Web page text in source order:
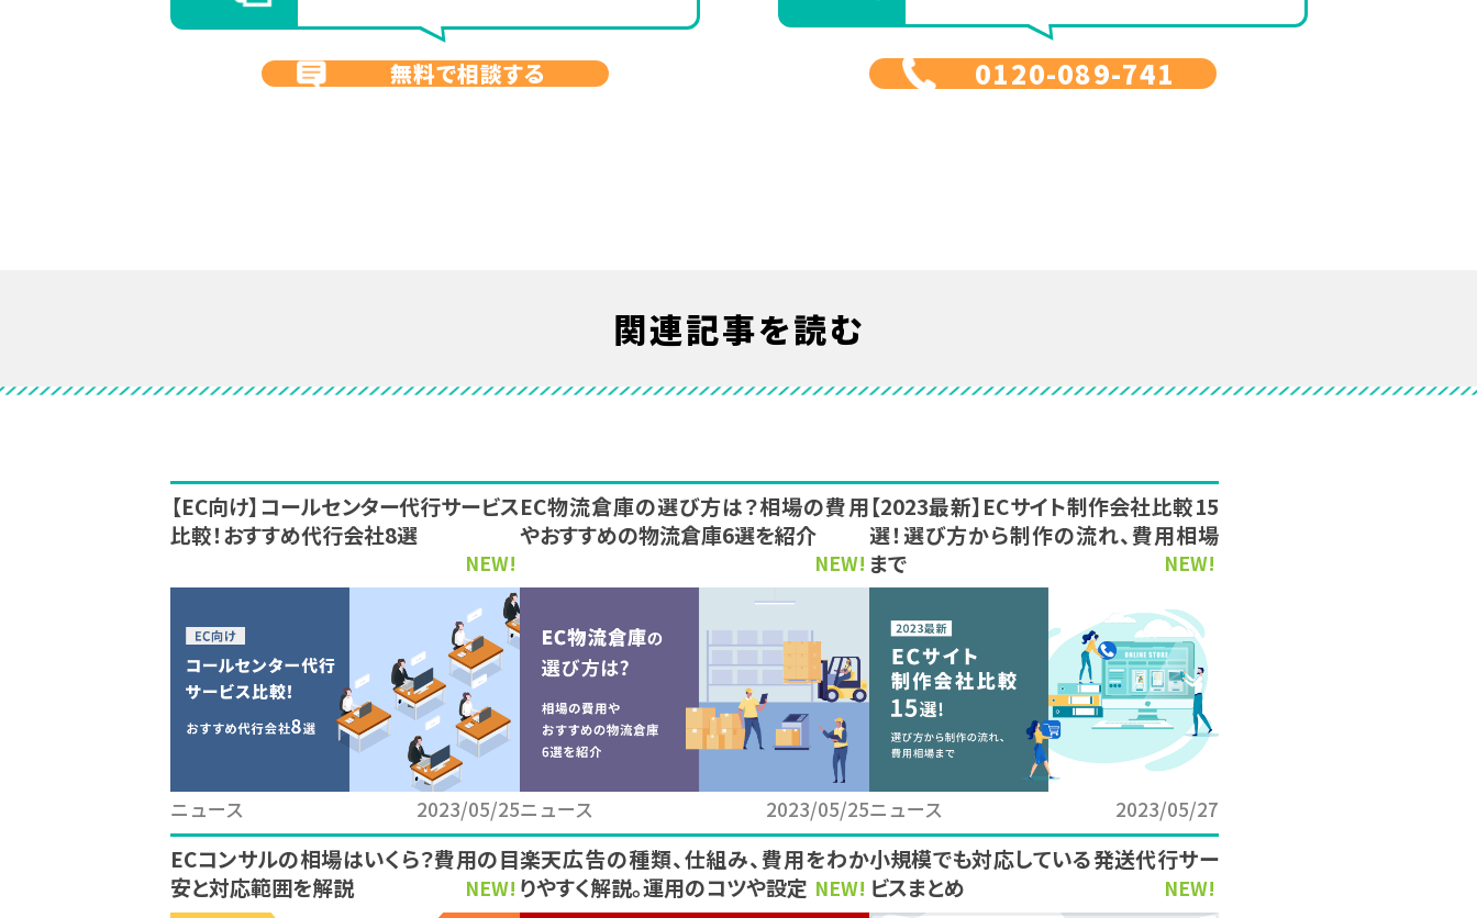
無料で相談する 0120-089-741
関連記事を読む
【EC向け】コールセンター代行サービス
比較！おすすめ代行会社8選
NEW!
ニュース 2023/05/25
EC物流倉庫の選び方は？相場の費用
やおすすめの物流倉庫6選を紹介
NEW!
ニュース 2023/05/25
【2023最新】ECサイト制作会社比較15
選！選び方から制作の流れ、費用相場
まで
NEW!
ニュース 2023/05/27
ECコンサルの相場はいくら？費用の目
安と対応範囲を解説
NEW!
楽天広告の種類、仕組み、費用をわか
りやすく解説。運用のコツや設定方法も
NEW!
小規模でも対応している発送代行サー
ビスまとめ
NEW!